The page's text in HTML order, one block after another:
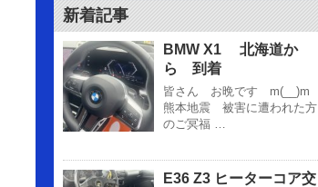
新着記事
BMW X1 北海道か
ら 到着
皆さん お晩です m(__)m
熊本地震 被害に遭われた方
のご冥福 …
E36 Z3 ヒーターコア交